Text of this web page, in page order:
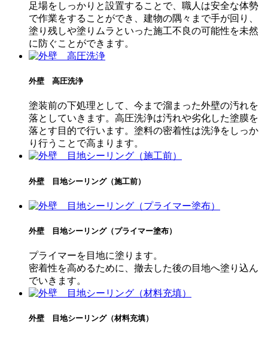
足場をしっかりと設置することで、職人は安全な体勢
で作業をすることができ、建物の隅々まで手が回り、
塗り残しや塗りムラといった施工不良の可能性を未然
に防ぐことができます。
外壁 高圧洗浄
塗装前の下処理として、今まで溜まった外壁の汚れを
落としていきます。高圧洗浄は汚れや劣化した塗膜を
落とす目的で行います。塗料の密着性は洗浄をしっか
り行うことで高まります。
外壁 目地シーリング（施工前）
外壁 目地シーリング（プライマー塗布）
プライマーを目地に塗ります。
密着性を高めるために、撤去した後の目地へ塗り込ん
でいきます。
外壁 目地シーリング（材料充填）